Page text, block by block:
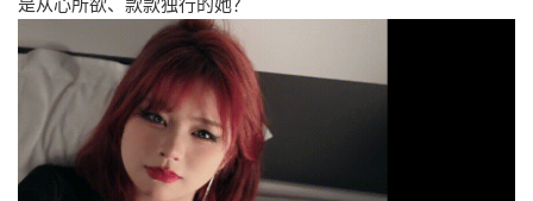
是从心所欲、款款独行的她？